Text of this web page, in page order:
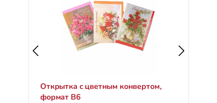
Открытка с цветным конвертом,
формат B6